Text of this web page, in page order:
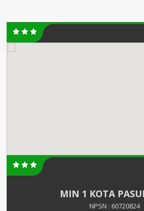
MIN 1 KOTA
NPSN : 60720824